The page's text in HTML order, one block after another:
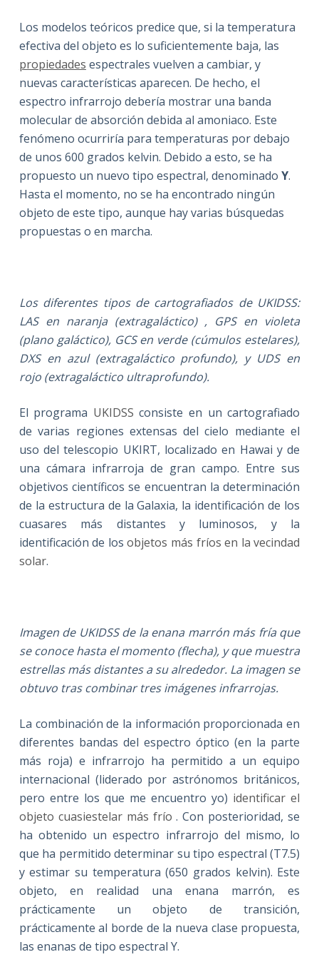
Los modelos teóricos predice que, si la temperatura
efectiva del objeto es lo suficientemente baja, las
propiedades espectrales vuelven a cambiar, y
nuevas características aparecen. De hecho, el
espectro infrarrojo debería mostrar una banda
molecular de absorción debida al amoniaco. Este
fenómeno ocurriría para temperaturas por debajo
de unos 600 grados kelvin. Debido a esto, se ha
propuesto un nuevo tipo espectral, denominado Y.
Hasta el momento, no se ha encontrado ningún
objeto de este tipo, aunque hay varias búsquedas
propuestas o en marcha.
Los diferentes tipos de cartografiados de UKIDSS:
LAS en naranja (extragaláctico) , GPS en violeta
(plano galáctico), GCS en verde (cúmulos estelares),
DXS en azul (extragaláctico profundo), y UDS en
rojo (extragaláctico ultraprofundo).
El programa UKIDSS consiste en un cartografiado
de varias regiones extensas del cielo mediante el
uso del telescopio UKIRT, localizado en Hawai y de
una cámara infrarroja de gran campo. Entre sus
objetivos científicos se encuentran la determinación
de la estructura de la Galaxia, la identificación de los
cuasares más distantes y luminosos, y la
identificación de losobjetos más fríos en la vecindad
solar.
Imagen de UKIDSS de la enana marrón más fría que
se conoce hasta el momento (flecha), y que muestra
estrellas más distantes a su alrededor. La imagen se
obtuvo tras combinar tres imágenes infrarrojas.
La combinación de la información proporcionada en
diferentes bandas del espectro óptico (en la parte
más roja) e infrarrojo ha permitido a un equipo
internacional (liderado por astrónomos británicos,
pero entre los que me encuentro yo) identificar el
objeto cuasiestelar más frío. Con posterioridad, se
ha obtenido un espectro infrarrojo del mismo, lo
que ha permitido determinar su tipo espectral (T7.5)
y estimar su temperatura (650 grados kelvin). Este
objeto, en realidad una enana marrón, es
prácticamente un objeto de transición,
prácticamente al borde de la nueva clase propuesta,
las enanas de tipo espectral Y.